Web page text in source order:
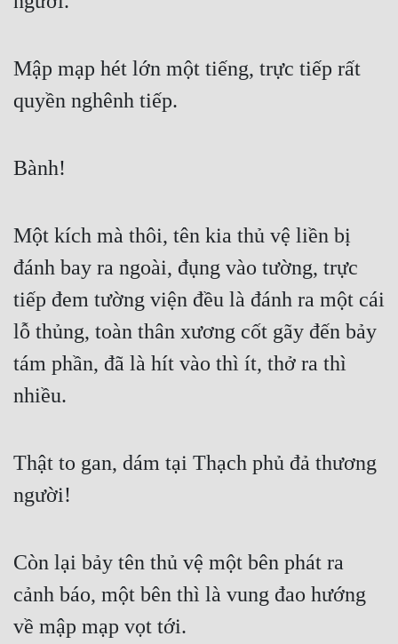
Mập mạp hét lớn một tiếng, trực tiếp rất
quyền nghênh tiếp.
Bành!
Một kích mà thôi, tên kia thủ vệ liền bị
đánh bay ra ngoài, đụng vào tường, trực
tiếp đem tường viện đều là đánh ra một cái
lỗ thủng, toàn thân xương cốt gãy đến bảy
tám phần, đã là hít vào thì ít, thở ra thì
nhiều.
Thật to gan, dám tại Thạch phủ đả thương
người!
Còn lại bảy tên thủ vệ một bên phát ra
cảnh báo, một bên thì là vung đao hướng
về mập mạp vọt tới.